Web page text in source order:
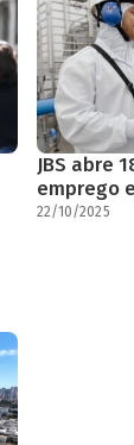
JBS abre
emprego
22/10/2025